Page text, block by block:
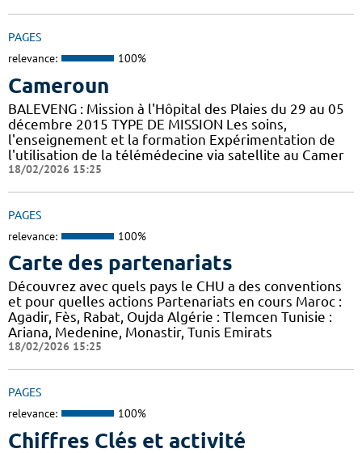
PAGES
relevance: 100%
Cameroun
BALEVENG : Mission à l'Hôpital des Plaies du 29 au 05
décembre 2015 TYPE DE MISSION Les soins,
l'enseignement et la formation Expérimentation de
l'utilisation de la télémédecine via satellite au Camer
18/02/2026 15:25
PAGES
relevance: 100%
Carte des partenariats
Découvrez avec quels pays le CHU a des conventions
et pour quelles actions Partenariats en cours Maroc :
Agadir, Fès, Rabat, Oujda Algérie : Tlemcen Tunisie :
Ariana, Medenine, Monastir, Tunis Emirats
18/02/2026 15:25
PAGES
relevance: 100%
Chiffres Clés et activité